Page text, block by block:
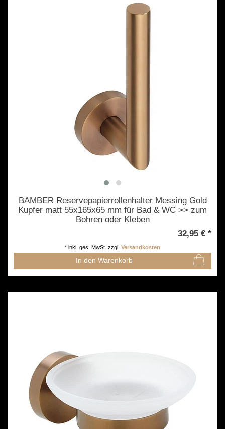
BAMBER Reservepapierrollenhalter Messing Gold
Kupfer matt 55x165x65 mm für Bad & WC >> zum
Bohren oder Kleben
32,95 € *
In den Warenkorb
* inkl. ges. MwSt. zzgl. Versandkosten